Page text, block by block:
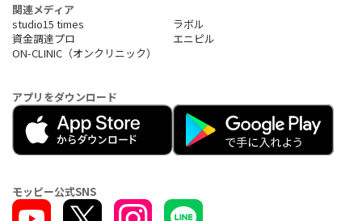
関連メディア
studio15 times
ラボル
資金調達プロ
エニピル
ON-CLINIC（オンクリニック）
アプリをダウンロード
モッピー公式SNS